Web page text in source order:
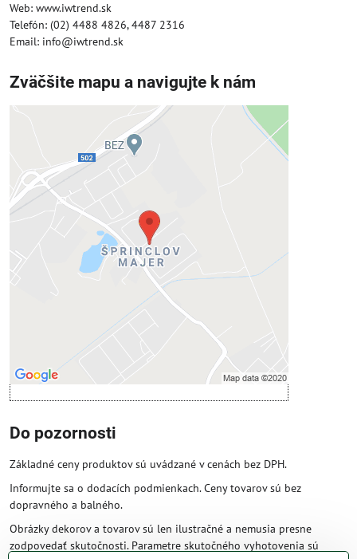
Web: www.iwtrend.sk
Telefón: (02) 4488 4826, 4487 2316
Email: info@iwtrend.sk
Zväčšite mapu a navigujte k nám
Externý obsah je blokovaný
Prajete si načítať externý obsah?
Povoliť tentokrát
Povoliť a zapamätať - súhlas s druhom
cookie: Funkčné
Otvoriť obsah v novom okne
Do pozornosti
Základné ceny produktov sú uvádzané v cenách bez DPH.
Informujte sa o dodacích podmienkach. Ceny tovarov sú bez
dopravného a balného.
Obrázky dekorov a tovarov sú len ilustračné a nemusia presne
zodpovedať skutočnosti. Parametre skutočného vyhotovenia sú